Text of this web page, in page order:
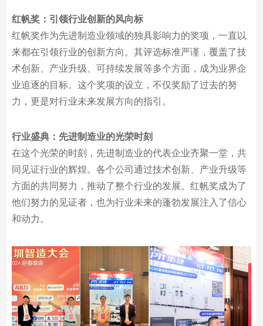
红帆奖：引领行业创新的风向标
红帆奖作为先进制造业领域的独具影响力的奖项，一直以
来都在引领行业的创新方向。其评选标准严谨，覆盖了技
术创新、产业升级、可持续发展等多个方面，成为业界企
业追逐的目标。这个奖项的设立，不仅奖励了过去的努
力，更是对行业未来发展方向的指引。
行业盛典：先进制造业的光荣时刻
在这个光荣的时刻，先进制造业的代表企业齐聚一堂，共
同见证行业的辉煌。各个公司通过技术创新、产业升级等
方面的共同努力，推动了整个行业的发展。红帆奖成为了
他们努力的见证者，也为行业未来的蓬勃发展注入了信心
和动力。